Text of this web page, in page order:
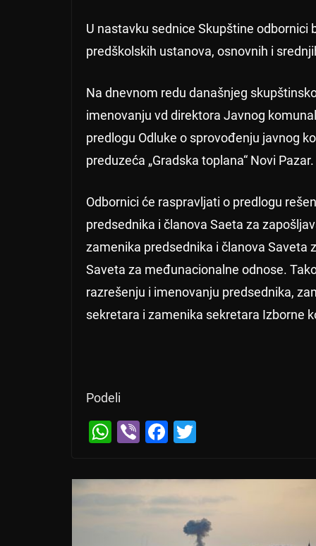
U nastavku sednice Skupštine
predškolskih ustanova, osnovnih i
Na dnevnom redu današnjeg
imenovanju vd direktora Javnog
predlogu Odluke o sprovođenju javnog
preduzeća „Gradska toplana“ Novi Pazar.
Odbornici će raspravljati o predlogu
predsednika i članova Saeta za
zamenika predsednika i članova Saveta
Saveta za međunacionalne odnose.
razrešenju i imenovanju predsednika,
sekretara i zamenika sekretara Izborne
Podeli
W
at
s
Vi
er
F
c
e
b
tt
er